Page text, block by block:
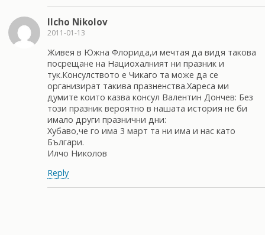
Ilcho Nikolov
2011-01-13
Живея в Южна Флорида,и мечтая да видя такова
посрещане на Нациохалният ни празник и
тук.Консулството е Чикаго та може да се
организират такива празненства.Хареса ми
думите които казва консул Валентин Дончев: Без
този празник вероятно в нашата история не би
имало други празнични дни:
Хубаво,че го има 3 март та ни има и нас като
Българи.
Илчо Николов
Reply